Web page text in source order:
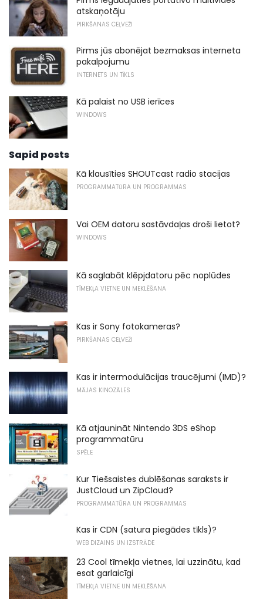
atskaņotāju
PIRKŠANAS CEĻVEŽI
Pirms jūs abonējat bezmaksas interneta
pakalpojumu
INTERNETS UN TĪKLS
Kā palaist no USB ierīces
WINDOWS
Sapid posts
Kā klausīties SHOUTcast radio stacijas
PROGRAMMATŪRA UN PROGRAMMAS
Vai OEM datoru sastāvdaļas droši lietot?
WINDOWS
Kā saglabāt klēpjdatoru pēc noplūdes
TĪMEKĻA VIETNE UN MEKLĒŠANA
Kas ir Sony fotokameras?
PIRKŠANAS CEĻVEŽI
Kas ir intermodulācijas traucējumi (IMD)?
MĀJAS KINOZĀLES
Kā atjaunināt Nintendo 3DS eShop
programmatūru
SPĒLE
Kur Tiešsaistes dublēšanas saraksts ir
JustCloud un ZipCloud?
PROGRAMMATŪRA UN PROGRAMMAS
Kas ir CDN (satura piegādes tīkls)?
WEB DIZAINS UN IZSTRĀDE
23 Cool tīmekļa vietnes, lai uzzinātu, kad
esat garlaicīgi
TĪMEKĻA VIETNE UN MEKLĒŠANA